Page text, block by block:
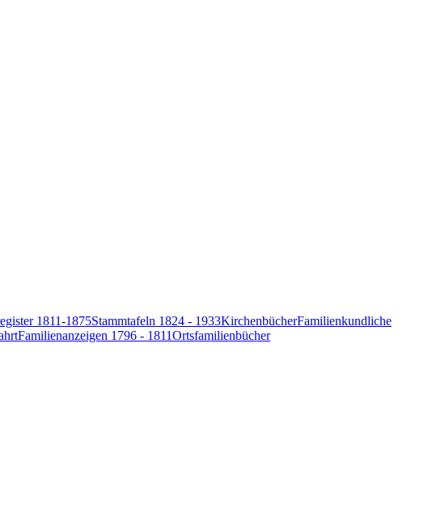
1811-1875Stammtafeln 1824 - 1933KirchenbücherFamilienkundliche
Familienanzeigen 1796 - 1811Ortsfamilienbücher